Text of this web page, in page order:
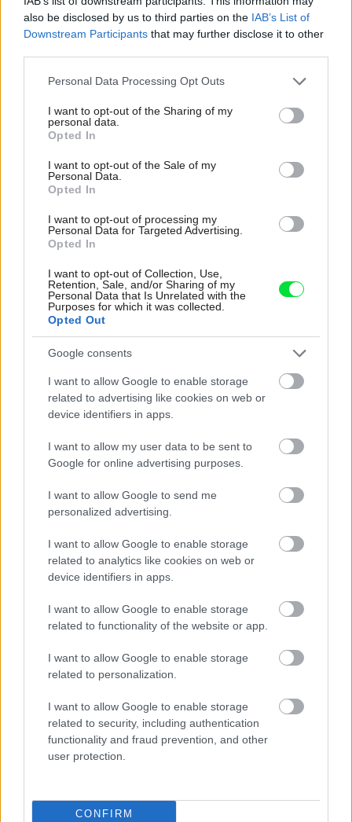
also be disclosed by us to third parties on the IAB’s List of
Downstream Participants that may further disclose it to other
Please note that this website/app uses one or more Google
not limited to your visit or usage behaviour. You may click to
grant or deny consent to Google and its third-party tags to
use your data for below specified purposes in below Google
consent section.
Personal Data Processing Opt Outs
I want to opt-out of the Sharing of my
personal data.
Opted In
I want to opt-out of the Sale of my
Personal Data.
Opted In
I want to opt-out of processing my
Personal Data for Targeted Advertising.
Opted In
I want to opt-out of Collection, Use,
Retention, Sale, and/or Sharing of my
Personal Data that Is Unrelated with the
Purposes for which it was collected.
Opted Out
Google consents
I want to allow Google to enable storage
related to advertising like cookies on web or
device identifiers in apps.
I want to allow my user data to be sent to
Google for online advertising purposes.
I want to allow Google to send me
personalized advertising.
I want to allow Google to enable storage
related to analytics like cookies on web or
device identifiers in apps.
I want to allow Google to enable storage
related to functionality of the website or app.
I want to allow Google to enable storage
related to personalization.
I want to allow Google to enable storage
related to security, including authentication
functionality and fraud prevention, and other
user protection.
CONFIRM
Re: Toto je najväčší mýtus pri ošetrení dreva a môže vás
vyjsť draho. Ako ho ochrániť pred hnitím a škodcami?
clovek by cakal ze vysusene drahe drevo bolo predtym naparovane aby
Najnovšie časopisy
Môj dom 07-08/2026
Mohlo by vás zaujímať
Dva mosty v Trebišove sú
v havarijnom stave. Čaká
ich oprava spolu za 11,4